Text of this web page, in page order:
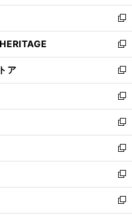
ウ
で
開
く
ン
ド
ウ
で
開
く
新
し
い
ウ
ィ
ン
ド
ウ
で
開
く
新
し
い
ウ
ィ
ン
ド
ウ
で
開
く
ア
新
し
い
ウ
ィ
ン
ド
ウ
で
開
く
新
し
い
ウ
ィ
ン
ド
ウ
で
開
新
し
い
ウ
ィ
ン
ド
ウ
新
し
い
ウ
ィ
ン
新
し
い
ウ
新
し